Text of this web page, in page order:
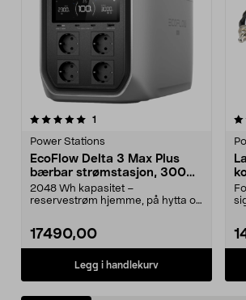
1
Power Stations
EcoFlow Delta 3 Max Plus
bærbar strømstasjon, 3000
W
2048 Wh kapasitet –
reservestrøm hjemme, på hytta og
17490,00
Legg i handlekurv
5.0 av 5 stjerner